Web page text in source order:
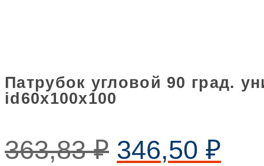
Патрубок угловой 90 град.
id60х100х100
363,83₽ 346,50 ₽